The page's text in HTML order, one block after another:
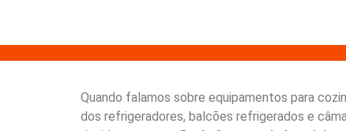
Quando falamos sobre equipamentos para
dos refrigeradores, balcões refrigerados e